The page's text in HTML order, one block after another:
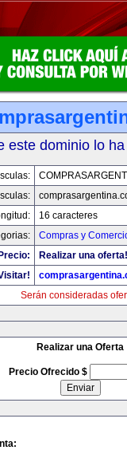
este dominio lo
16 caracteres
Compras y
Precio:
Realizar una oferta!
Serán consideradas
Realizar una Oferta
Precio Ofrecido $